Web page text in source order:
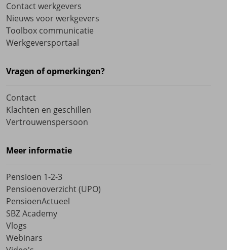
Contact werkgevers
Nieuws voor werkgevers
Toolbox communicatie
Werkgeversportaal
Vragen of opmerkingen?
Contact
Klachten en geschillen
Vertrouwenspersoon
Meer informatie
Pensioen 1-2-3
Pensioenoverzicht (UPO)
PensioenActueel
SBZ Academy
Vlogs
Webinars